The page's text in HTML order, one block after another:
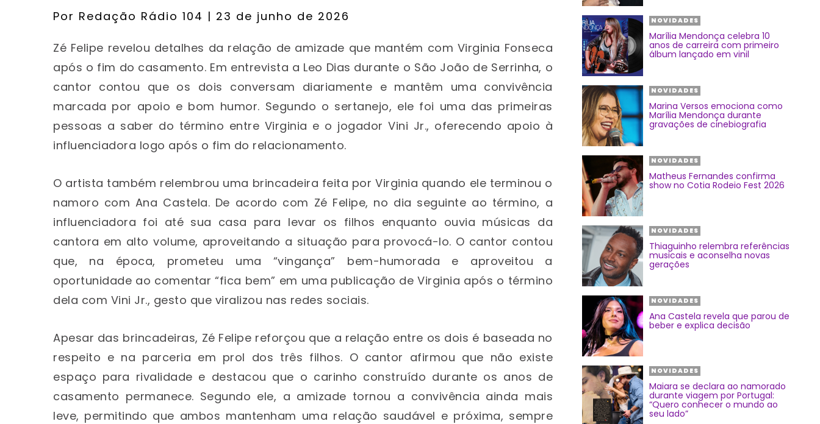
Por Redação Rádio 104 | 23 de junho de 2026
Zé Felipe revelou detalhes da relação de amizade que mantém com Virginia Fonseca
após o fim do casamento. Em entrevista a Leo Dias durante o São João de Serrinha, o
cantor contou que os dois conversam diariamente e mantêm uma convivência
marcada por apoio e bom humor. Segundo o sertanejo, ele foi uma das primeiras
pessoas a saber do término entre Virginia e o jogador Vini Jr., oferecendo apoio à
influenciadora logo após o fim do relacionamento.
O artista também relembrou uma brincadeira feita por Virginia quando ele terminou o
namoro com Ana Castela. De acordo com Zé Felipe, no dia seguinte ao término, a
influenciadora foi até sua casa para levar os filhos enquanto ouvia músicas da
cantora em alto volume, aproveitando a situação para provocá-lo. O cantor contou
que, na época, prometeu uma “vingança” bem-humorada e aproveitou a
oportunidade ao comentar “fica bem” em uma publicação de Virginia após o término
dela com Vini Jr., gesto que viralizou nas redes sociais.
Apesar das brincadeiras, Zé Felipe reforçou que a relação entre os dois é baseada no
respeito e na parceria em prol dos três filhos. O cantor afirmou que não existe
espaço para rivalidade e destacou que o carinho construído durante os anos de
casamento permanece. Segundo ele, a amizade tornou a convivência ainda mais
leve, permitindo que ambos mantenham uma relação saudável e próxima, sempre
NOVIDADES
Marília Mendonça celebra 10
anos de carreira com primeiro
álbum lançado em vinil
NOVIDADES
Marina Versos emociona como
Marília Mendonça durante
gravações de cinebiografia
NOVIDADES
Matheus Fernandes confirma
show no Cotia Rodeio Fest 2026
NOVIDADES
Thiaguinho relembra referências
musicais e aconselha novas
gerações
NOVIDADES
Ana Castela revela que parou de
beber e explica decisão
NOVIDADES
Maiara se declara ao namorado
durante viagem por Portugal:
“Quero conhecer o mundo ao
seu lado”